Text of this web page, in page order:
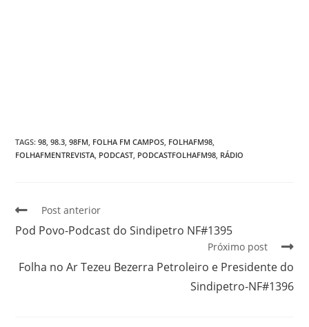
TAGS:98 98.3 98FM FOLHA FM CAMPOS FOLHAFM98
FOLHAFMENTREVISTA PODCAST PODCASTFOLHAFM98 RÁDIO
Post anterior
Pod Povo-Podcast do Sindipetro NF#1395
Próximo post
Folha no Ar Tezeu Bezerra Petroleiro e Presidente do
Sindipetro-NF#1396